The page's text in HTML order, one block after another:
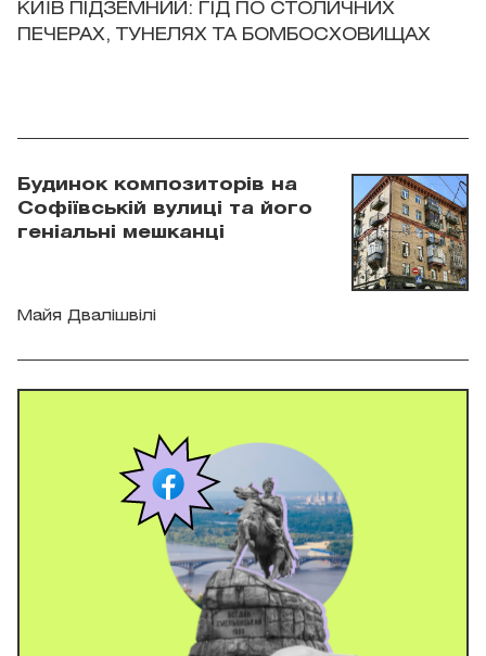
КИЇВ ПІДЗЕМНИЙ: ГІД ПО СТОЛИЧНИХ
ПЕЧЕРАХ, ТУНЕЛЯХ ТА БОМБОСХОВИЩАХ
Будинок композиторів на
Софіївській вулиці та його
геніальні мешканці
Майя Двалішвілі